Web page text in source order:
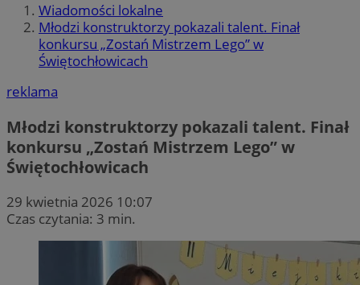
Wiadomości lokalne
Młodzi konstruktorzy pokazali talent. Finał
konkursu „Zostań Mistrzem Lego” w
Świętochłowicach
reklama
Młodzi konstruktorzy pokazali talent. Finał
konkursu „Zostań Mistrzem Lego” w
Świętochłowicach
29 kwietnia 2026 10:07
Czas czytania: 3 min.